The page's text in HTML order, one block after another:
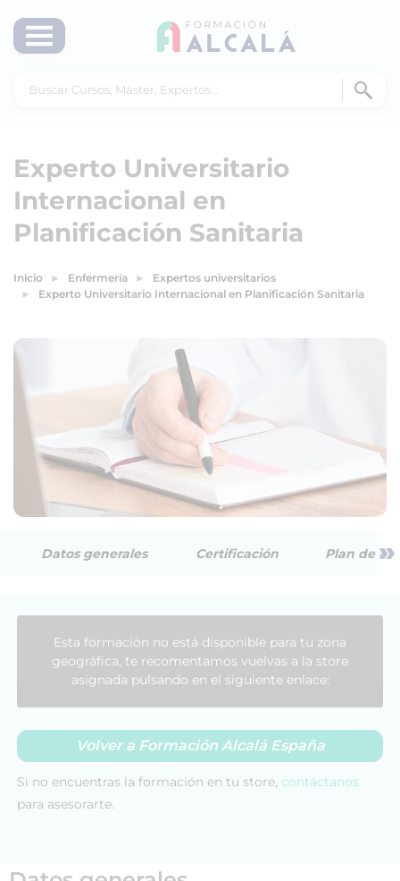
Experto Universitario
Internacional en
Planificación Sanitaria
Inicio Enfermería
Expertos universitarios
Experto Universitario Internacional en Planificación Sanitaria
Datos generales Certificación Plan de »
Esta formación no está disponible para tu zona
geográfica, te recomentamos vuelvas a la store
asignada pulsando en el siguiente enlace:
Volver a Formación Alcalá España
Si no encuentras la formación en tu store, contáctanos
para asesorarte.